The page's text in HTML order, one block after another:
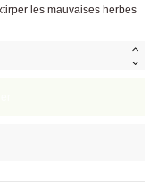
les mauvaises herbes